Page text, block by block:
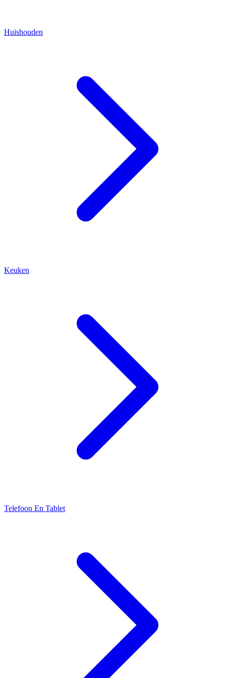
Huishouden
Keuken
Telefoon En Tablet